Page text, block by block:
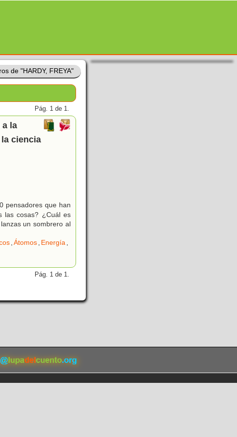
de "HARDY, FREYA"
Pág. 1 de 1.
a la
ciencia
pensadores que han
las cosas? ¿Cuál es
un sombrero al
,Átomos, Energía,
Pág. 1 de 1.